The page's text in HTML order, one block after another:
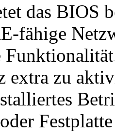
das BIOS
fähige
extra zu
oder